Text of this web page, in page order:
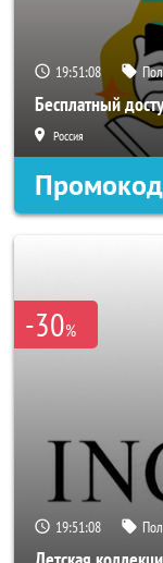
19:51:06
Бесплатный
Россия
Промокод
-30%
19:51:06